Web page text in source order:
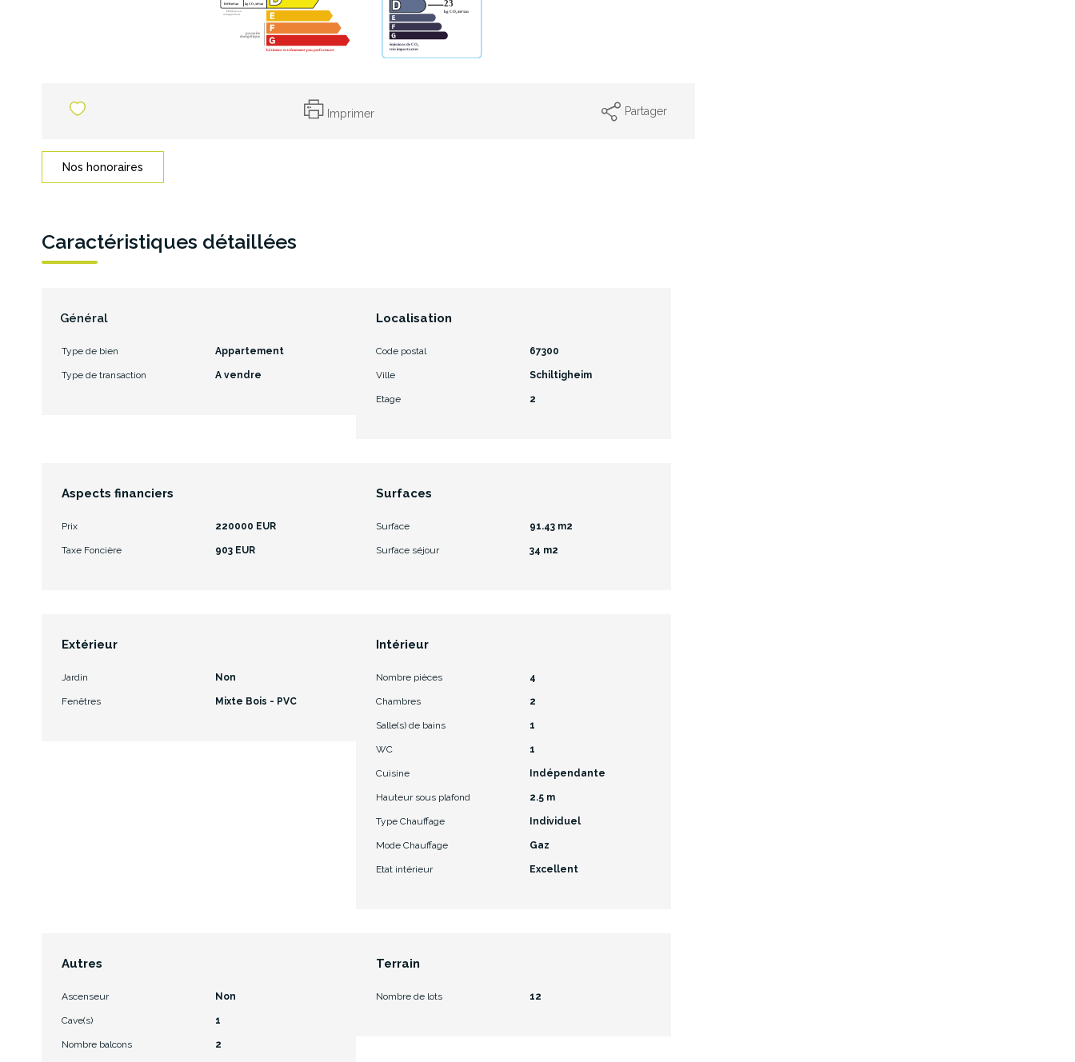
Imprimer Partager
Nos honoraires
Caractéristiques détaillées
Général
Type de bien Appartement
Type de transaction A vendre
Localisation
Code postal 67300
Ville Schiltigheim
Etage 2
Aspects financiers
Prix 220000 EUR
Taxe Foncière 903 EUR
Surfaces
Surface 91.43 m2
Surface séjour 34 m2
Extérieur
Jardin Non
Fenêtres Mixte Bois - PVC
Intérieur
Nombre pièces 4
Chambres 2
Salle(s) de bains 1
WC 1
Cuisine Indépendante
Hauteur sous plafond 2.5 m
Type Chauffage Individuel
Mode Chauffage Gaz
Etat intérieur Excellent
Autres
Ascenseur Non
Cave(s) 1
Nombre balcons 2
Terrain
Nombre de lots 12